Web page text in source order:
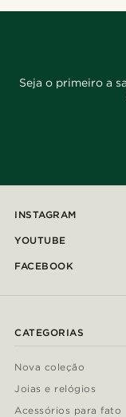
Seja o primeiro a
INSTAGRAM
YOUTUBE
FACEBOOK
CATEGORIAS
Nova coleção
Joias e relógios
Acessórios para fato